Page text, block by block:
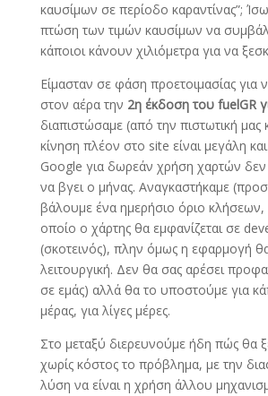
καυσίμων σε περίοδο καραντίνας”;
πτώση των τιμών καυσίμων να
κάποιοι κάνουν χιλιόμετρα για να
Είμασταν σε φάση προετοιμασίας για
στον αέρα την 2η έκδοση του fuelGR
διαπιστώσαμε (από την πιστωτική μας
κίνηση πλέον στο site είναι μεγάλη
Google για δωρεάν χρήση χαρτών
να βγει ο μήνας. Αναγκαστήκαμε
βάλουμε ένα ημερήσιο όριο
οποίο ο χάρτης θα εμφανίζεται σε
(σκοτεινός), πλην όμως η εφαρμογή
λειτουργική. Δεν θα σας αρέσει
σε εμάς) αλλά θα το υποστούμε για
μέρας, για λίγες μέρες.
Στο μεταξύ διερευνούμε ήδη πώς θα
χωρίς κόστος το πρόβλημα, με την
λύση να είναι η χρήση άλλου